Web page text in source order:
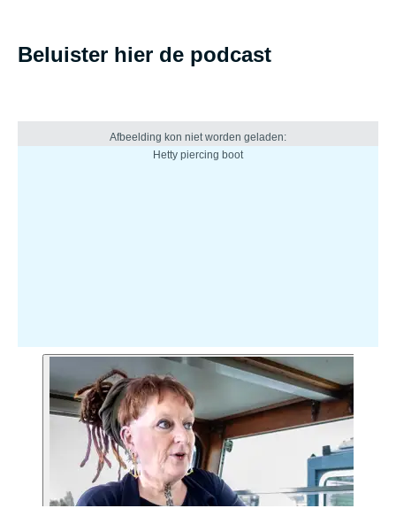
Beluister hier de podcast